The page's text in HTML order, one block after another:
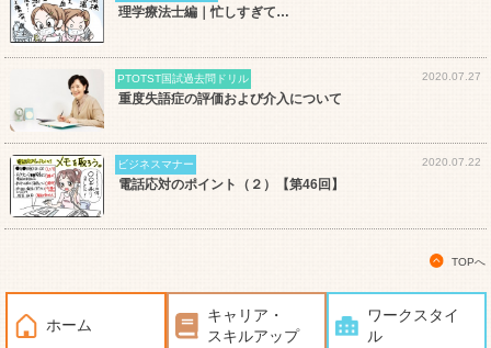
理学療法士編｜忙しすぎて…
PTOTST国試過去問ドリル 2020.07.27
重度失語症の評価および介入について
ビジネスマナー 2020.07.22
電話応対のポイント（２）【第46回】
TOPへ
ホーム
キャリア・
スキルアップ
ワークスタイ
ル